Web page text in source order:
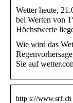
Wetter heute,
bei Werten von
Höchstwerte
Wie wird das
Sie auf
http s://www.srf.ch